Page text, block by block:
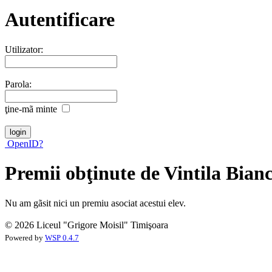
Autentificare
Utilizator:
Parola:
ţine-mã minte
OpenID?
Premii obţinute de Vintila
Nu am gãsit nici un premiu asociat acestui elev.
© 2026 Liceul "Grigore Moisil" Timişoara
Powered by WSP 0.4.7